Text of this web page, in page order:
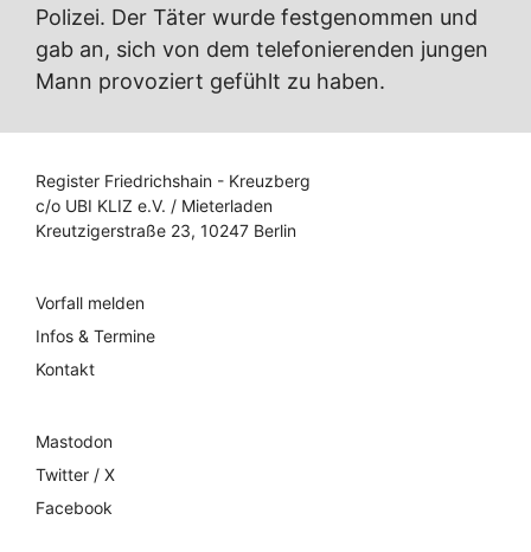
Polizei. Der Täter wurde festgenommen und
gab an, sich von dem telefonierenden jungen
Mann provoziert gefühlt zu haben.
Register Friedrichshain - Kreuzberg
c/o UBI KLIZ e.V. / Mieterladen
Kreutzigerstraße 23, 10247 Berlin
Vorfall melden
Infos & Termine
Kontakt
Mastodon
Twitter / X
Facebook